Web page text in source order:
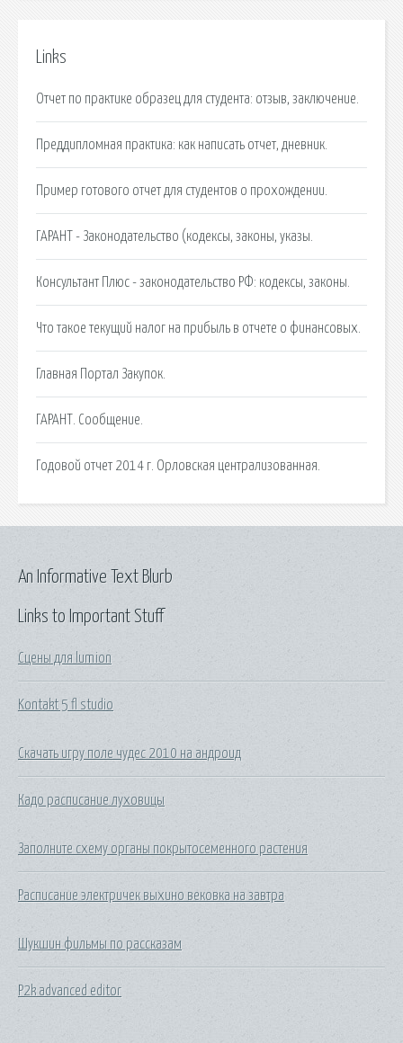
Links
Отчет по практике образец для студента: отзыв, заключение.
Преддипломная практика: как написать отчет, дневник.
Пример готового отчет для студентов о прохождении.
ГАРАНТ - Законодательство (кодексы, законы, указы.
Консультант Плюс - законодательство РФ: кодексы, законы.
Что такое текущий налог на прибыль в отчете о финансовых.
Главная Портал Закупок.
ГАРАНТ. Сообщение.
Годовой отчет 2014 г. Орловская централизованная.
Links to Important Stuff
Сцены для lumion
Kontakt 5 fl studio
Скачать игру поле чудес 2010 на андроид
Кадо расписание луховицы
Заполните схему органы покрытосеменного растения
Расписание электричек выхино вековка на завтра
Шукшин фильмы по рассказам
P2k advanced editor
An Informative Text Blurb